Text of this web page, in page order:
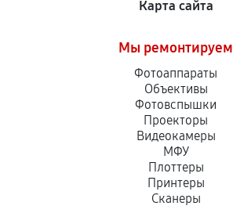
Карта сайта
Мы ремонтируем
Фотоаппараты
Объективы
Фотовспышки
Проекторы
Видеокамеры
МФУ
Плоттеры
Принтеры
Сканеры